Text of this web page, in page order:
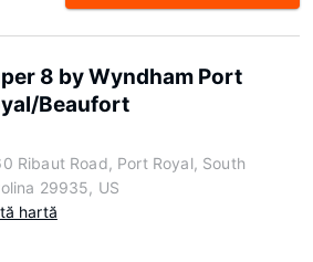
8 by Wyndham Port
Beaufort
Ribaut Road, Port Royal, South
29935, US
hartă